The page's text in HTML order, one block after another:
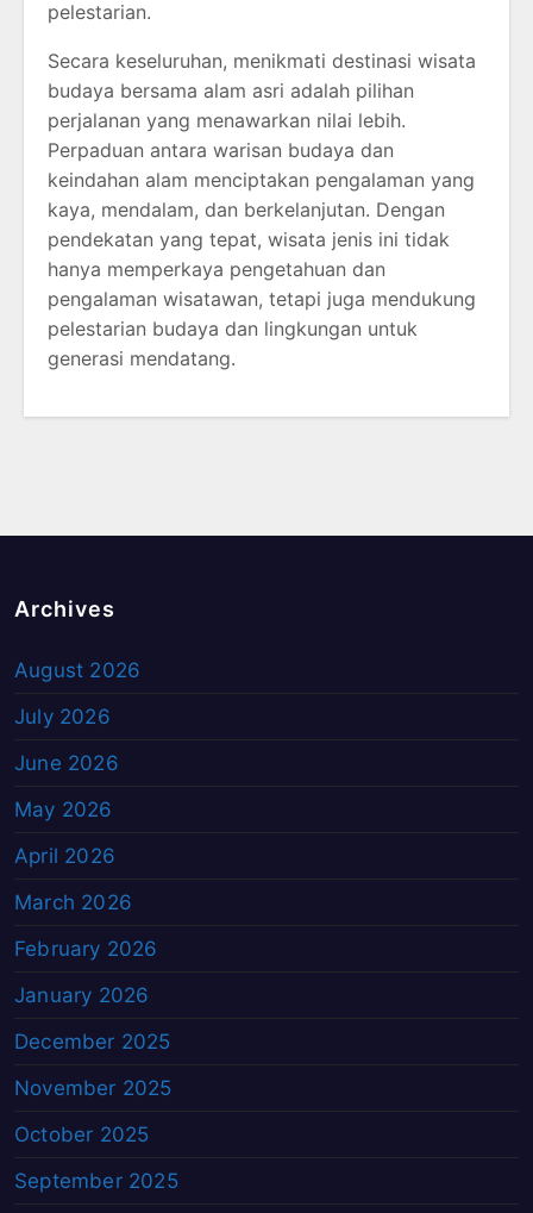
pelestarian.
Secara keseluruhan, menikmati destinasi wisata
budaya bersama alam asri adalah pilihan
perjalanan yang menawarkan nilai lebih.
Perpaduan antara warisan budaya dan
keindahan alam menciptakan pengalaman yang
kaya, mendalam, dan berkelanjutan. Dengan
pendekatan yang tepat, wisata jenis ini tidak
hanya memperkaya pengetahuan dan
pengalaman wisatawan, tetapi juga mendukung
pelestarian budaya dan lingkungan untuk
generasi mendatang.
Archives
August 2026
July 2026
June 2026
May 2026
April 2026
March 2026
February 2026
January 2026
December 2025
November 2025
October 2025
September 2025